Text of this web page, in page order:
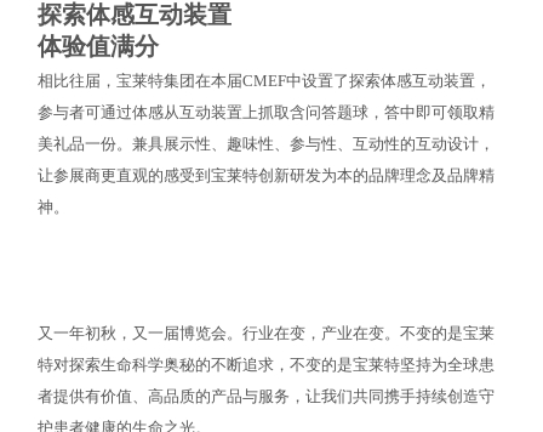
探索体感互动装置
体验值满分
相比往届，宝莱特集团在本届CMEF中设置了探索体感互动装置，
参与者可通过体感从互动装置上抓取含问答题球，答中即可领取精
美礼品一份。兼具展示性、趣味性、参与性、互动性的互动设计，
让参展商更直观的感受到宝莱特创新研发为本的品牌理念及品牌精
神。
又一年初秋，又一届博览会。行业在变，产业在变。不变的是宝莱
特对探索生命科学奥秘的不断追求，不变的是宝莱特坚持为全球患
者提供有价值、高品质的产品与服务，让我们共同携手持续创造守
护患者健康的生命之光。